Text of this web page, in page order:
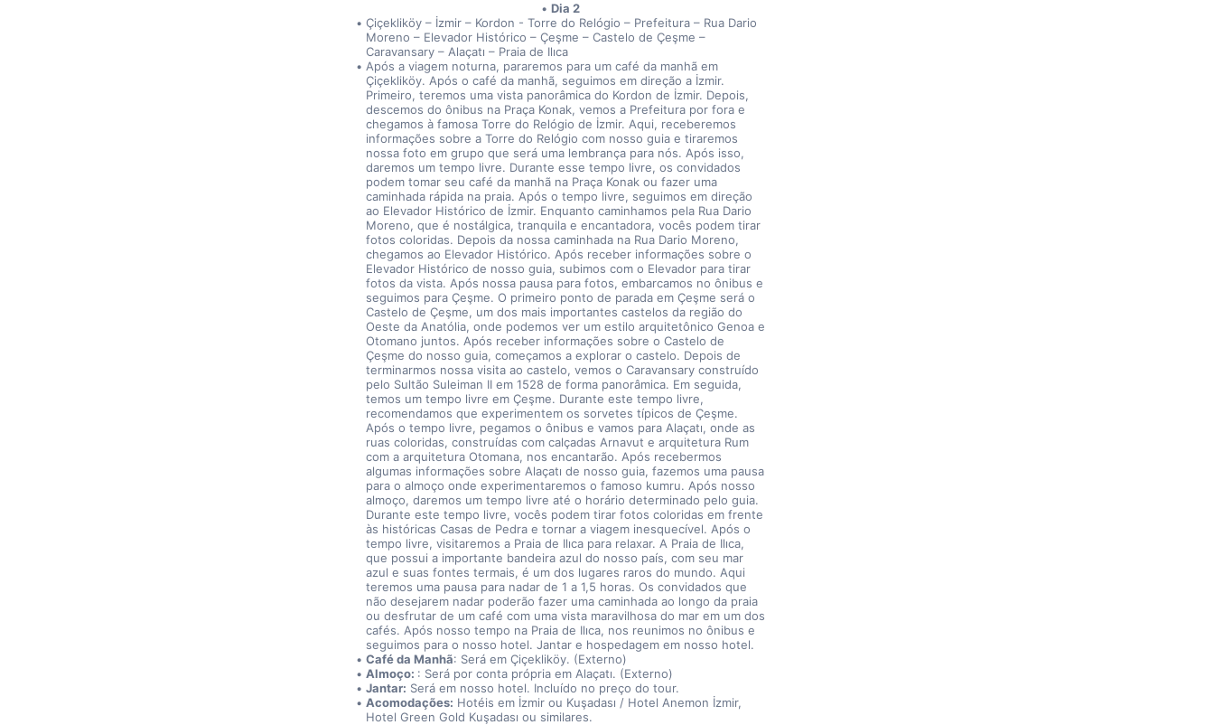
Dia 2
Çiçekliköy – İzmir – Kordon - Torre do Relógio – Prefeitura – Rua Dario
Moreno – Elevador Histórico – Çeşme – Castelo de Çeşme –
Caravansary – Alaçatı – Praia de Ilıca
Após a viagem noturna, pararemos para um café da manhã em
Çiçekliköy. Após o café da manhã, seguimos em direção a İzmir.
Primeiro, teremos uma vista panorâmica do Kordon de İzmir. Depois,
descemos do ônibus na Praça Konak, vemos a Prefeitura por fora e
chegamos à famosa Torre do Relógio de İzmir. Aqui, receberemos
informações sobre a Torre do Relógio com nosso guia e tiraremos
nossa foto em grupo que será uma lembrança para nós. Após isso,
daremos um tempo livre. Durante esse tempo livre, os convidados
podem tomar seu café da manhã na Praça Konak ou fazer uma
caminhada rápida na praia. Após o tempo livre, seguimos em direção
ao Elevador Histórico de İzmir. Enquanto caminhamos pela Rua Dario
Moreno, que é nostálgica, tranquila e encantadora, vocês podem tirar
fotos coloridas. Depois da nossa caminhada na Rua Dario Moreno,
chegamos ao Elevador Histórico. Após receber informações sobre o
Elevador Histórico de nosso guia, subimos com o Elevador para tirar
fotos da vista. Após nossa pausa para fotos, embarcamos no ônibus e
seguimos para Çeşme. O primeiro ponto de parada em Çeşme será o
Castelo de Çeşme, um dos mais importantes castelos da região do
Oeste da Anatólia, onde podemos ver um estilo arquitetônico Genoa e
Otomano juntos. Após receber informações sobre o Castelo de
Çeşme do nosso guia, começamos a explorar o castelo. Depois de
terminarmos nossa visita ao castelo, vemos o Caravansary construído
pelo Sultão Suleiman II em 1528 de forma panorâmica. Em seguida,
temos um tempo livre em Çeşme. Durante este tempo livre,
recomendamos que experimentem os sorvetes típicos de Çeşme.
Após o tempo livre, pegamos o ônibus e vamos para Alaçatı, onde as
ruas coloridas, construídas com calçadas Arnavut e arquitetura Rum
com a arquitetura Otomana, nos encantarão. Após recebermos
algumas informações sobre Alaçatı de nosso guia, fazemos uma pausa
para o almoço onde experimentaremos o famoso kumru. Após nosso
almoço, daremos um tempo livre até o horário determinado pelo guia.
Durante este tempo livre, vocês podem tirar fotos coloridas em frente
às históricas Casas de Pedra e tornar a viagem inesquecível. Após o
tempo livre, visitaremos a Praia de Ilıca para relaxar. A Praia de Ilıca,
que possui a importante bandeira azul do nosso país, com seu mar
azul e suas fontes termais, é um dos lugares raros do mundo. Aqui
teremos uma pausa para nadar de 1 a 1,5 horas. Os convidados que
não desejarem nadar poderão fazer uma caminhada ao longo da praia
ou desfrutar de um café com uma vista maravilhosa do mar em um dos
cafés. Após nosso tempo na Praia de Ilıca, nos reunimos no ônibus e
seguimos para o nosso hotel. Jantar e hospedagem em nosso hotel.
Café da Manhã: Será em Çiçekliköy. (Externo)
Almoço: : Será por conta própria em Alaçatı. (Externo)
Jantar: Será em nosso hotel. Incluído no preço do tour.
Acomodações: Hotéis em İzmir ou Kuşadası / Hotel Anemon İzmir,
Hotel Green Gold Kuşadası ou similares.